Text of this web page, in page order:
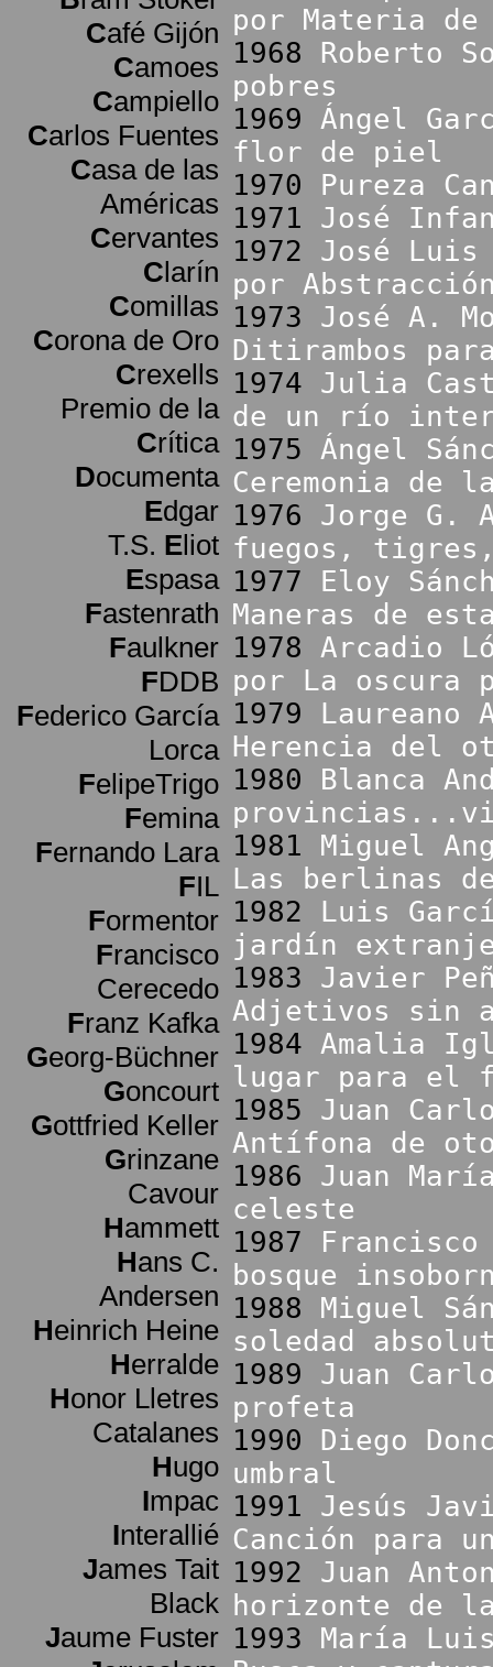
Café Gijón
Camoes
Campiello
Carlos Fuentes
Casa de las
Américas
Cervantes
Clarín
Comillas
Corona de Oro
Crexells
Premio de la
Crítica
Documenta
Edgar
T.S. Eliot
Espasa
Fastenrath
Faulkner
FDDB
Federico García
Lorca
FelipeTrigo
Femina
Fernando Lara
FIL
Formentor
Francisco
Cerecedo
Franz Kafka
Georg-Büchner
Goncourt
Gottfried Keller
Grinzane
Cavour
Hammett
Hans C.
Andersen
Heinrich Heine
Herralde
Honor Lletres
Catalanes
Hugo
Impac
Interallié
James Tait
Black
Jaume Fuster
por Materia
1968 Roberto
pobres
1969 Ángel
flor de piel
1970 Pureza
1971 José
1972 José Luis
por
1973 José A.
Ditirambos
1974 Julia
de un río
1975 Ángel
Ceremonia de
1976 Jorge G.
fuegos,
1977 Eloy
Maneras de
1978 Arcadio
por La oscura
1979 Laureano
Herencia del
1980 Blanca
1981 Miguel
Las berlinas
1982 Luis
jardín
1983 Javier
Adjetivos sin
1984 Amalia
lugar para el
1985 Juan
Antífona de
1986 Juan
celeste
1987
bosque
1988 Miguel
soledad
1989 Juan
profeta
1990 Diego
umbral
1991 Jesús
Canción para
1992 Juan
horizonte de
1993 María